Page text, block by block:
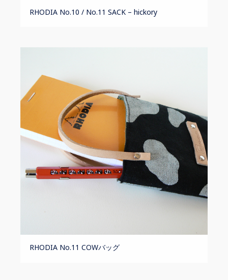
RHODIA No.10 / No.11 SACK – hickory
RHODIA No.11 COWバッグ